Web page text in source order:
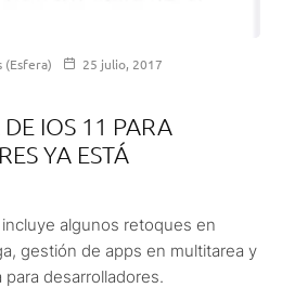
(Esfera)
25 julio, 2017
IOS 11 PARA
YA ESTÁ
incluye algunos retoques en
gestión de apps en multitarea y
desarrolladores.